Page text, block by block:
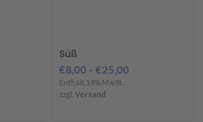
Süß
€8,00 – €25,00
Enthält 19% MwSt.
zzgl. Versand